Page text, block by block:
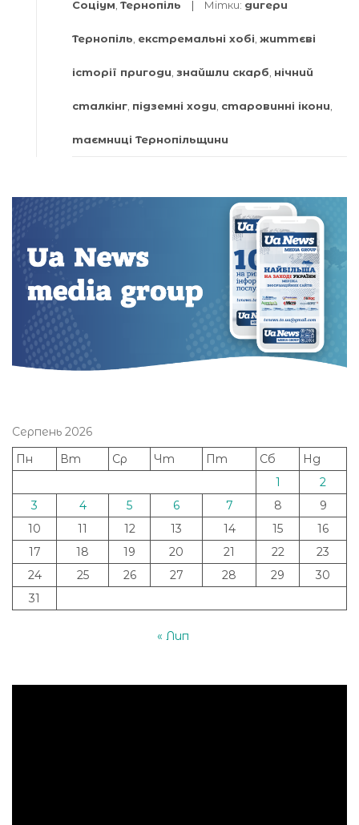
Соціум Тернопіль Мітки: дигери
Тернопіль екстремальні хобі життєві
історії пригоди знайшли скарб нічний
сталкінг підземні ходи старовинні ікони
таємниці Тернопільщини
Серпень 2026
Пн
Вт Ср Чт Пт Сб
Нд
1
2
3
4 5 6 7 8
9
10
11 12 13 14 15
16
17
18 19 20 21 22
23
24
25 26 27 28 29
30
31
« Лип